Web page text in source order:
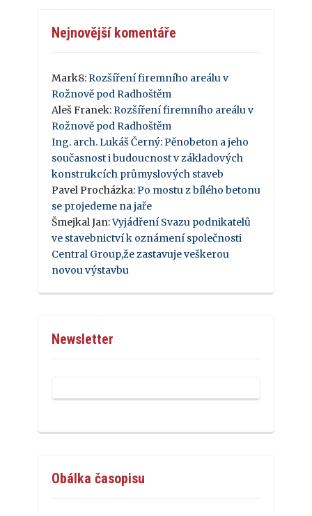
Nejnovější komentáře
Mark8: Rozšíření firemního areálu v
Rožnově pod Radhoštěm
Aleš Franek: Rozšíření firemního areálu v
Rožnově pod Radhoštěm
Ing. arch. Lukáš Černý: Pěnobeton a jeho
současnost i budoucnost v základových
konstrukcích průmyslových staveb
Pavel Procházka: Po mostu z bílého betonu
se projedeme na jaře
Šmejkal Jan:Vyjádření Svazu podnikatelů
ve stavebnictví k oznámení společnosti
Central Group,že zastavuje veškerou
novou výstavbu
Newsletter
Obálka časopisu